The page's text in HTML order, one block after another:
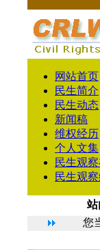
网站首页
民生简介
民生动态
新闻稿
维权经历
个人文集
民生观
民生观
站
您